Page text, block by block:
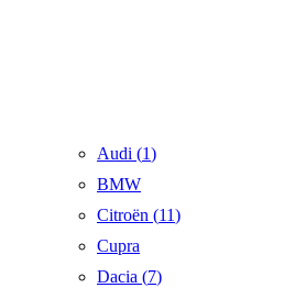
Audi (1)
BMW
Citroën (11)
Cupra
Dacia (7)